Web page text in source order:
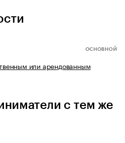
ОСНОВНОЙ
или арендованным
с тем же